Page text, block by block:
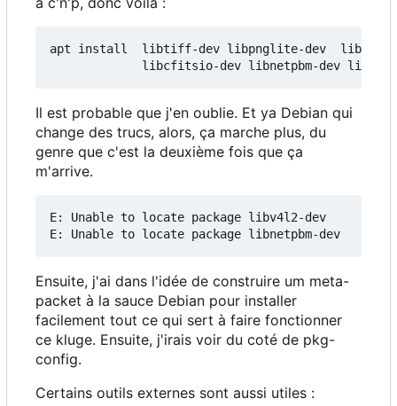
apt install  libtiff-dev libpnglite-dev  liblo-
Il est probable que j'en oublie. Et ya Debian qui
change des trucs, alors, ça marche plus, du
genre que c'est la deuxième fois que ça
m'arrive.
E: Unable to locate package libv4l2-dev
Ensuite, j'ai dans l'idée de construire um meta-
packet à la sauce Debian pour installer
facilement tout ce qui sert à faire fonctionner
ce kluge. Ensuite, j'irais voir du coté de pkg-
config.
Certains outils externes sont aussi utiles :